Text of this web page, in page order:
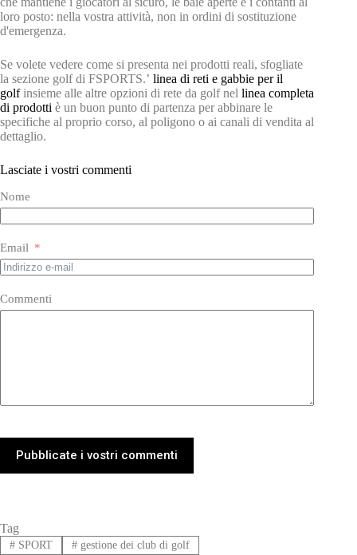
loro posto: nella vostra attività, non in ordini di sostituzione
d'emergenza.
Se volete vedere come si presenta nei prodotti reali, sfogliate
la sezione golf di FSPORTS.’ linea di reti e gabbie per il
golfinsieme alle altre opzioni di rete da golf nel linea completa
di prodotti è un buon punto di partenza per abbinare le
specifiche al proprio corso, al poligono o ai canali di vendita al
dettaglio.
Lasciate i vostri commenti
Nome
Email
Commenti
Pubblicate i vostri commenti
Tag
#SPORT #gestione dei club di golf